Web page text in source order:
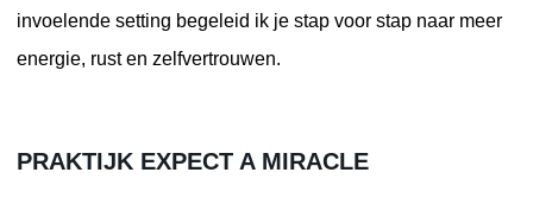
invoelende setting begeleid ik je stap voor stap naar meer
energie, rust en zelfvertrouwen.
PRAKTIJK EXPECT A MIRACLE